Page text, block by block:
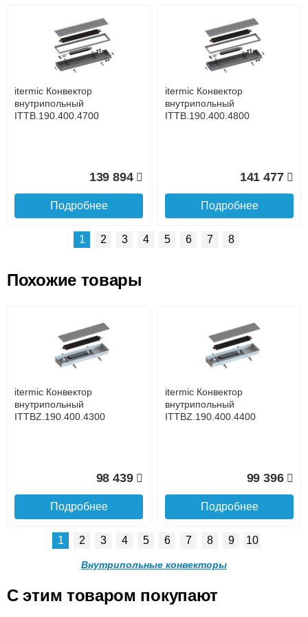
Доставка сантехники по Москве и Московской области
услуга платная
Наличный расчёт
Банковской картой на сайте в режиме реального
времени
Банковской картой при получении товара как при
доставке, так и самовывозом
Интернет-деньгами (Yandex-деньги, Web-money,
Qiwi-кошельки и другие).
Безналичный расчёт (возможно и с НДС)
itermic Конвектор
внутрипольный
ITTB.190.400.4700
139 894
Подробнее
itermic Конвектор
внутрипольный
ITTB.190.400.4800
141 477
Подробнее
внутрипольный
ITTB.190.400.4900
внутрипольный
ITTB.190.400.3300
itermic Конвектор
внутрипольный
ITTB.190.400.3400
itermic Конвектор
ITTB.190.400.3500
1 2 3 4 5 6 7 8
Похожие товары
itermic Конвектор
внутрипольный
ITTBZ.190.400.4300
98 439
Подробнее
itermic Конвектор
внутрипольный
ITTBZ.190.400.4400
99 396
Подробнее
1 2 3 4 5 6 7 8 9 10
Внутрипольные конвекторы
C этим товаром покупают